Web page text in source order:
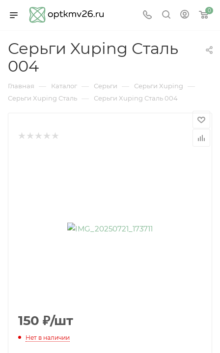
0
Серьги Xuping Сталь
004
Главная — Каталог — Серьги — Серьги Xuping —
Серьги Xuping Сталь — Серьги Xuping Сталь 004
150 ₽/шт
Нет в наличии